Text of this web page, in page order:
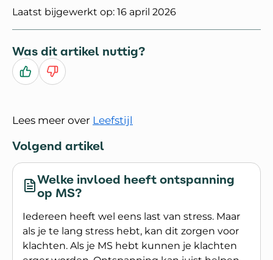
Laatst bijgewerkt op: 16 april 2026
Was dit artikel nuttig?
Ja Nee
Lees meer over Leefstijl
Volgend artikel
Welke invloed heeft ontspanning
op MS?
Iedereen heeft wel eens last van stress. Maar
als je te lang stress hebt, kan dit zorgen voor
klachten. Als je MS hebt kunnen je klachten